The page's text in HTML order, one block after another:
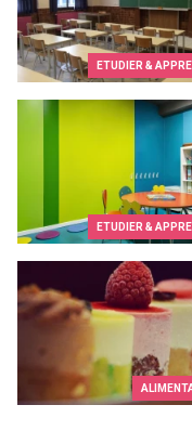
ETUDIER &
ETUDIER &
Kids&Us language